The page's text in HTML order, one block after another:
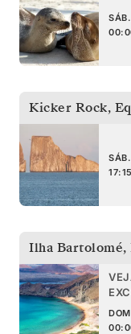
Kicker Rock,
Ilha Bartolomé,